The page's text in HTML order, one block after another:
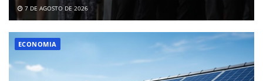
7 DE AGOSTO DE 2026
ECONOMIA